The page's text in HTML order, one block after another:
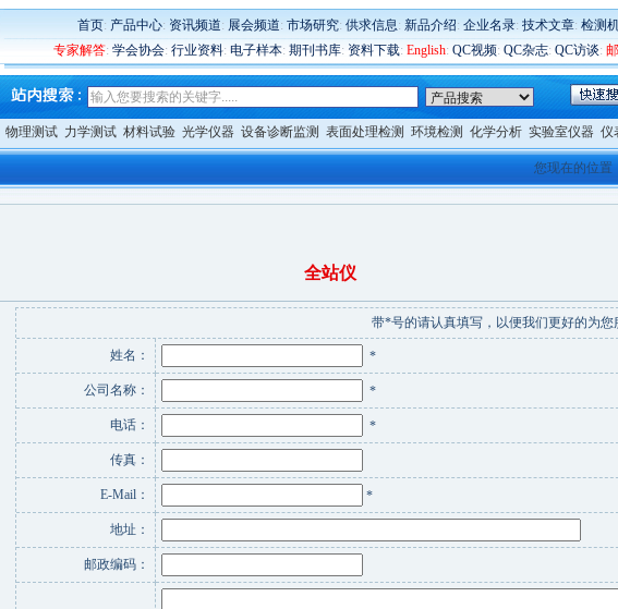
首页: 产品中心: 资讯频道: 展会频道: 市场研究: 供求信息: 新品介绍: 企业名录: 技术文章: 检测
专家解答: 学会协会: 行业资料: 电子样本: 期刊书库: 资料下载: English: QC视频: QC杂志: QC访谈:
物理测试 力学测试 材料试验 光学仪器 设备诊断监测 表面处理检测 环境检测 化学分析 实验室仪器 仪
您现在的位置
全站仪
带*号的请认真填写，以便我们更好的为您
姓名： *
公司名称： *
电话： *
传真：
E-Mail： *
地址：
邮政编码：